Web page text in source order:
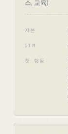
스, 교육)
자본
GTM
첫 행동